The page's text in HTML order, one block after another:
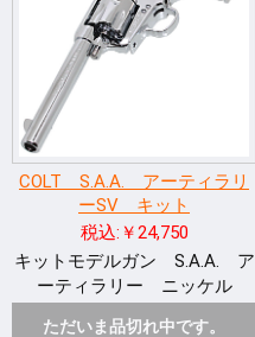
COLT S.A.A. アーティラリ
ーSV キット
税込:￥24,750
キットモデルガン S.A.A. ア
ーティラリー ニッケル
ただいま品切れ中です。